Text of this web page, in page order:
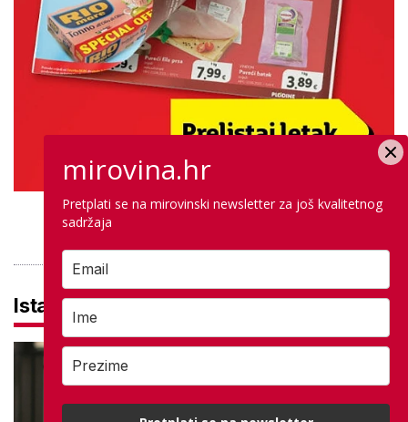
Istaknuto
mirovina.hr
Pretplati se na mirovinski newsletter za još kvalitetnog
sadržaja